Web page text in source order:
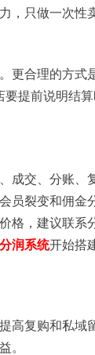
，只做一次性
更合理的方式
提前说明结
成交、分账、
员裂变和佣金
格，建议联系
润系统开始搭
高复购和私域
。